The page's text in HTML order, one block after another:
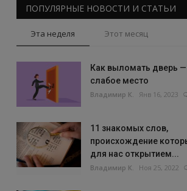
ПОПУЛЯРНЫЕ НОВОСТИ И СТАТЬИ
Эта неделя Этот месяц
Как выломать дверь —
слабое место
Владимир К. Янв 16, 2023
11 знакомых слов,
происхождение
для нас открытием...
Владимир К. Ноя 25, 2022